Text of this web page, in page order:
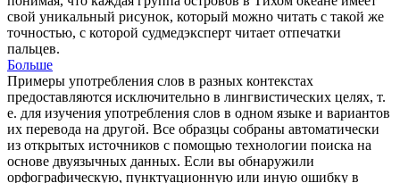
свой уникальный рисунок, который можно читать с такой же
точностью, с которой судмедэксперт читает отпечатки
пальцев.
Больше
Примеры употребления слов в разных контекстах
предоставляются исключительно в лингвистических целях, т.
е. для изучения употребления слов в одном языке и вариантов
их перевода на другой. Все образцы собраны автоматически
из открытых источников с помощью технологии поиска на
основе двуязычных данных. Если вы обнаружили
орфографическую, пунктуационную или иную ошибку в